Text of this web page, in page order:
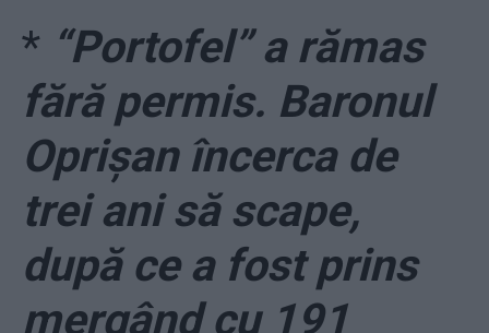
* “Portofel” a rămas
fără permis. Baronul
Oprișan încerca de
trei ani să scape,
după ce a fost prins
mergând cu 191